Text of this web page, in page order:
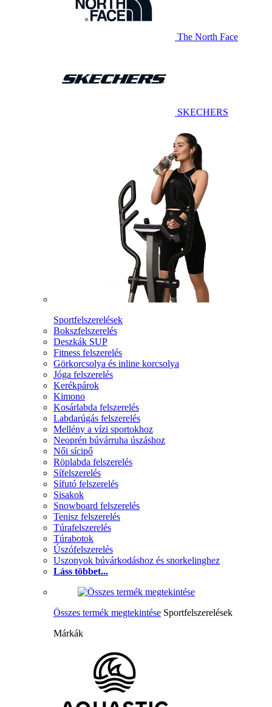
The North Face
SKECHERS
Sportfelszerelések
Bokszfelszerelés
Deszkák SUP
Fitness felszerelés
Görkorcsolya és inline korcsolya
Jóga felszerelés
Kerékpárok
Kimono
Kosárlabda felszerelés
Labdarúgás felszerelés
Mellény a vízi sportokhoz
Neoprén búvárruha úszáshoz
Női sícipő
Röplabda felszerelés
Sífelszerelés
Sífutó felszerelés
Sisakok
Snowboard felszerelés
Tenisz felszerelés
Túrafelszerelés
Túrabotok
Úszófelszerelés
Uszonyok búvárkodáshoz és snorkelinghez
Láss többet...
Összes termék megtekintése Sportfelszerelések
Márkák